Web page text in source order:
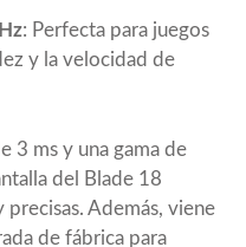
: Perfecta para juegos
y la velocidad de
3 ms y una gama de
del Blade 18
precisas. Además, viene
de fábrica para